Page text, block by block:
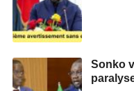
Sonko